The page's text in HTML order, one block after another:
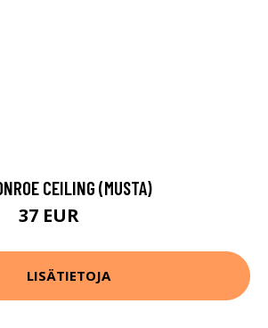
CEILING (MUSTA)
37 EUR
LISÄTIETOJA